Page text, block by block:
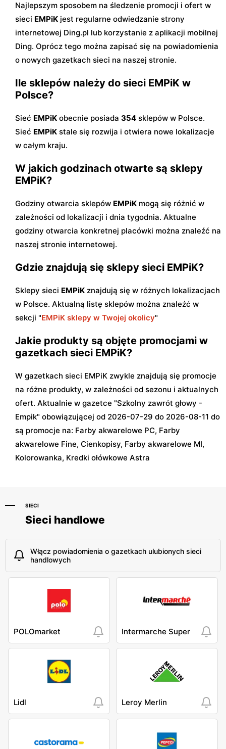
Najlepszym sposobem na śledzenie promocji i ofert w
sieci EMPiK jest regularne odwiedzanie strony
internetowej Ding.pl lub korzystanie z aplikacji mobilnej
Ding. Oprócz tego można zapisać się na powiadomienia
o nowych gazetkach sieci na naszej stronie.
Ile sklepów należy do sieci EMPiK w
Polsce?
Sieć EMPiK obecnie posiada 354 sklepów w Polsce.
Sieć EMPiK stale się rozwija i otwiera nowe lokalizacje
w całym kraju.
W jakich godzinach otwarte są sklepy
EMPiK?
Godziny otwarcia sklepów EMPiK mogą się różnić w
zależności od lokalizacji i dnia tygodnia. Aktualne
godziny otwarcia konkretnej placówki można znaleźć na
naszej stronie internetowej.
Gdzie znajdują się sklepy sieci EMPiK?
Sklepy sieci EMPiK znajdują się w różnych lokalizacjach
w Polsce. Aktualną listę sklepów można znaleźć w
sekcji "EMPiK sklepy w Twojej okolicy"
Jakie produkty są objęte promocjami w
gazetkach sieci EMPiK?
W gazetkach sieci EMPiK zwykle znajdują się promocje
na różne produkty, w zależności od sezonu i aktualnych
ofert. Aktualnie w gazetce "Szkolny zawrót głowy -
Empik" obowiązującej od 2026-07-29 do 2026-08-11 do
są promocje na: Farby akwarelowe PC, Farby
akwarelowe Fine, Cienkopisy, Farby akwarelowe MI,
Kolorowanka, Kredki ołówkowe Astra
SIECI
Sieci handlowe
Włącz powiadomienia o gazetkach ulubionych sieci
handlowych
POLOmarket Intermarche Super
Lidl Leroy Merlin